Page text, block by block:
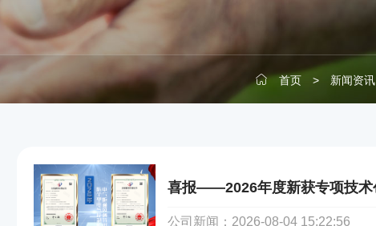
首页 > 新闻资讯
公司新闻：2026-08-04 15:22:56